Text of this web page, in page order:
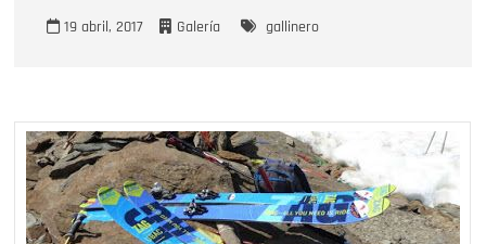
19 abril, 2017 Galería gallinero